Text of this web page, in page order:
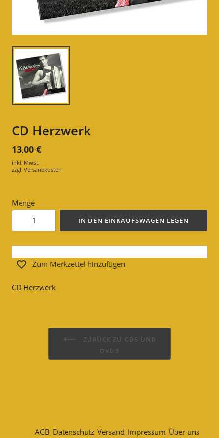
CD Herzwerk
13,00 €
inkl. MwSt.
zzgl. Versandkosten
Menge
IN DEN EINKAUFSWAGEN LEGEN
Zum Merkzettel hinzufügen
CD Herzwerk
ZURÜCK ZU CDS UND
DVDS
AGB Datenschutz Versand Impressum Über uns